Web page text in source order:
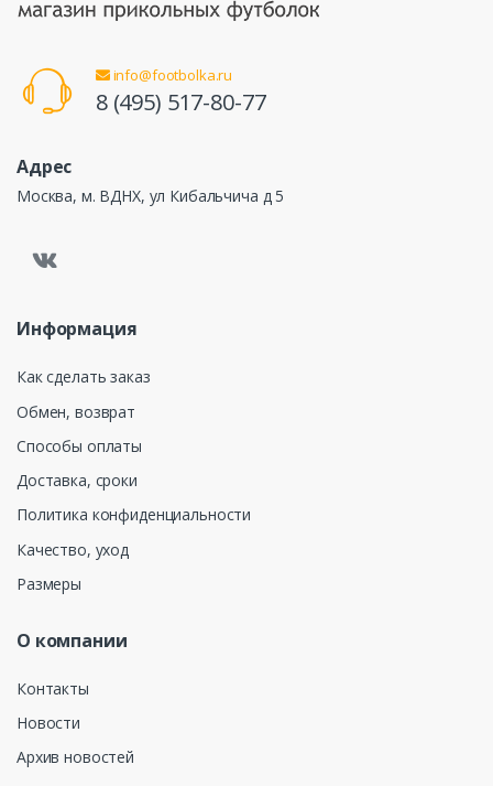
info@footbolka.ru
8 (495) 517-80-77
Адрес
Москва, м. ВДНХ, ул Кибальчича д 5
Информация
Как сделать заказ
Обмен, возврат
Способы оплаты
Доставка, сроки
Политика конфиденциальности
Качество, уход
Размеры
О компании
Контакты
Новости
Архив новостей